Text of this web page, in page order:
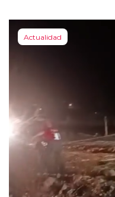
Actualidad